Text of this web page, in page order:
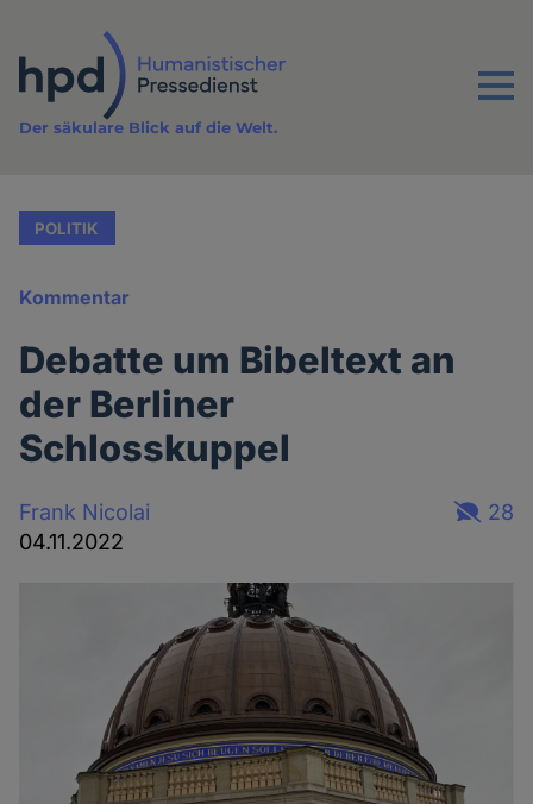
Inhalt
Menu
Der säkulare Blick auf die Welt.
POLITIK
Kommentar
Debatte um Bibeltext an
der Berliner
Schlosskuppel
Frank Nicolai
04.11.2022
28